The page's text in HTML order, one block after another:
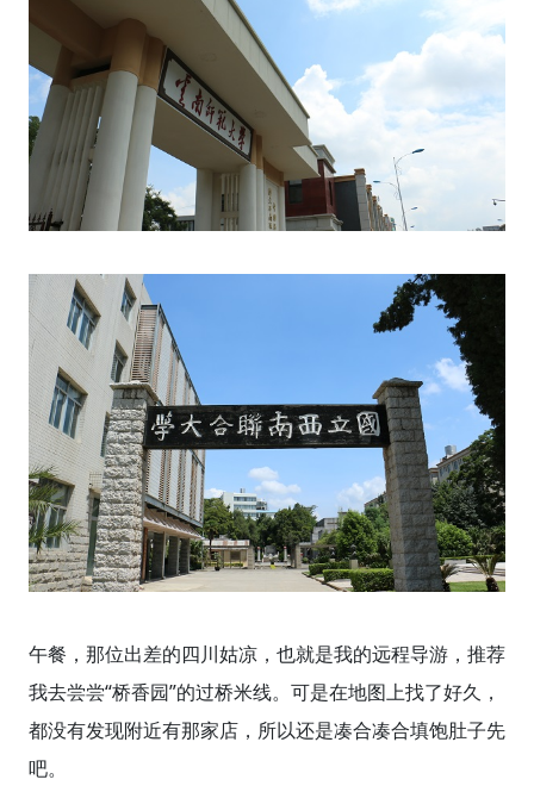
午餐，那位出差的四川姑凉，也就是我的远程导游，推荐
我去尝尝“桥香园”的过桥米线。可是在地图上找了好久，
都没有发现附近有那家店，所以还是凑合凑合填饱肚子先
吧。